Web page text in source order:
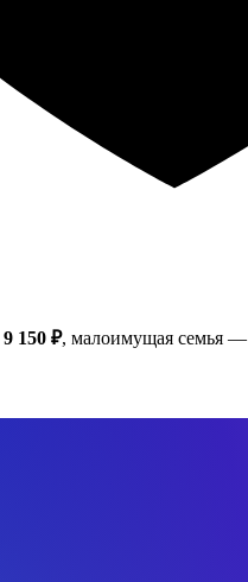
9 150 ₽, малоимущая семья —